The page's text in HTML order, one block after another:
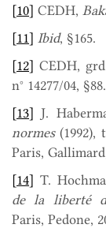
[10] CEDH,
[11] Ibid, §165.
[12] CEDH,
n° 14277/04, §88.
[13] J.
normes(1992),
Paris,
[14] T.
de la liberté
Paris, Pedone,